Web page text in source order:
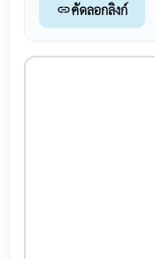
linkคัดลอกลิงก์